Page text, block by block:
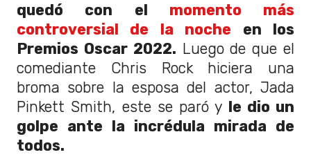
quedó con el momento más
controversial de la noche en los
Premios Oscar 2022. Luego de que el
comediante Chris Rock hiciera una
broma sobre la esposa del actor, Jada
Pinkett Smith, este se paró y le dio un
golpe ante la incrédula mirada de
todos.